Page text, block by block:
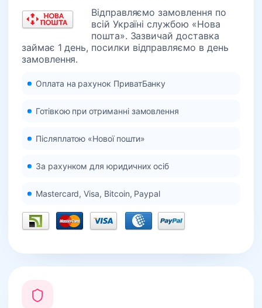
Відправляємо замовлення по
всій Україні службою «Нова
пошта». Зазвичай доставка
займає 1 день, посилки відправляємо в день
замовлення.
Оплата на рахунок ПриватБанку
Готівкою при отриманні замовлення
Післяплатою «Нової пошти»
За рахунком для юридичних осіб
Mastercard, Visa, Bitcoin, Paypal